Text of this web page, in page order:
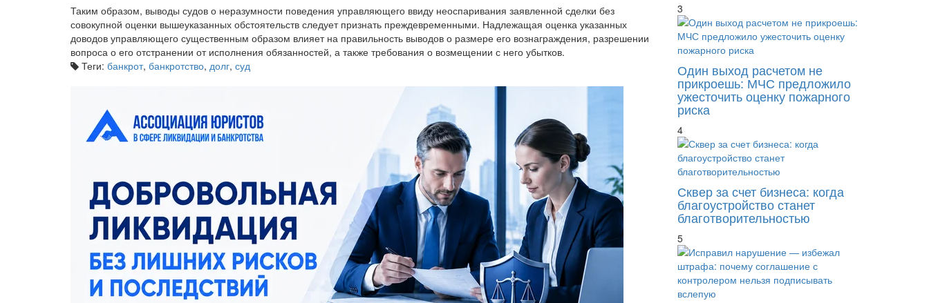
Таким образом, выводы судов о неразумности поведения управляющего ввиду неоспаривания заявленной сделки без
совокупной оценки вышеуказанных обстоятельств следует признать преждевременными. Надлежащая оценка указанных
доводов управляющего существенным образом влияет на правильность выводов о размере его вознаграждения, разрешении
вопроса о его отстранении от исполнения обязанностей, а также требования о возмещении с него убытков.
Теги: банкрот, банкротство, долг, суд
3
Один выход расчетом не
прикроешь: МЧС предложило
ужесточить оценку пожарного
риска
4
Сквер за счет бизнеса: когда
благоустройство станет
благотворительностью
5